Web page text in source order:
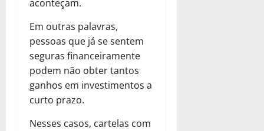
aconteçam.
Em outras palavras,
pessoas que já se sentem
seguras financeiramente
podem não obter tantos
ganhos em investimentos a
curto prazo.
Nesses casos, cartelas com